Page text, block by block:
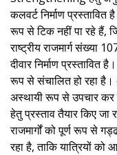
कलवर्ट निर्माण
रूप से टिक नहीं पा रहे हैं,
राष्ट्रीय राजमार्ग संख्या
दीवार निर्माण प्रस्तावित
रूप से संचालित हो रहा है।
अस्थायी रूप से उपचार कर
हेतु प्रस्ताव तैयार किए जा
राजमार्गों को पूर्ण रूप से
रहा है, ताकि यात्रियों को